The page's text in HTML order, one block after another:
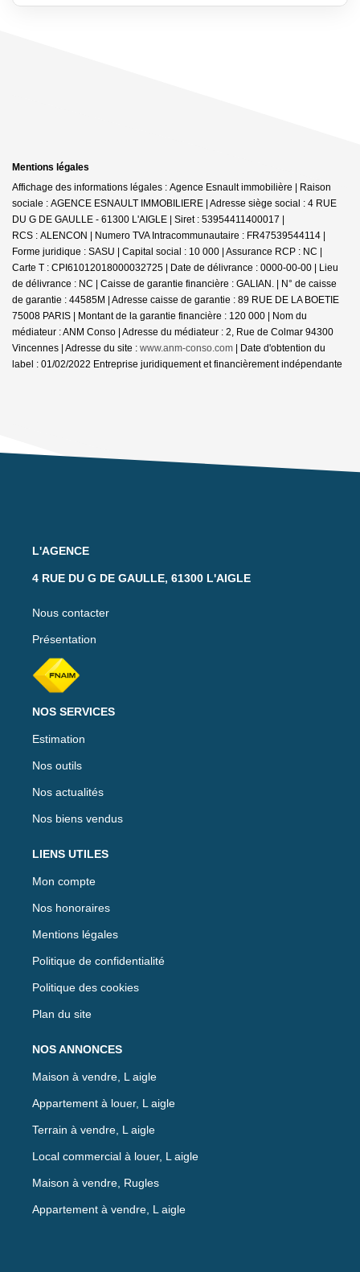
Mentions légales
Affichage des informations légales : Agence Esnault immobilière | Raison
sociale : AGENCE ESNAULT IMMOBILIERE | Adresse siège social : 4 RUE
DU G DE GAULLE - 61300 L'AIGLE | Siret : 53954411400017 |
RCS : ALENCON | Numero TVA Intracommunautaire : FR47539544114 |
Forme juridique : SASU | Capital social : 10 000 | Assurance RCP : NC |
Carte T : CPI61012018000032725 | Date de délivrance : 0000-00-00 | Lieu
de délivrance : NC | Caisse de garantie financière : GALIAN. | N° de caisse
de garantie : 44585M | Adresse caisse de garantie : 89 RUE DE LA BOETIE
75008 PARIS | Montant de la garantie financière : 120 000 | Nom du
médiateur : ANM Conso | Adresse du médiateur : 2, Rue de Colmar 94300
Vincennes | Adresse du site : www.anm-conso.com | Date d'obtention du
label : 01/02/2022 Entreprise juridiquement et financièrement indépendante
L'AGENCE
4 RUE DU G DE GAULLE, 61300 L'AIGLE
Nous contacter
Présentation
NOS SERVICES
Estimation
Nos outils
Nos actualités
Nos biens vendus
LIENS UTILES
Mon compte
Nos honoraires
Mentions légales
Politique de confidentialité
Politique des cookies
Plan du site
NOS ANNONCES
Maison à vendre, L aigle
Appartement à louer, L aigle
Terrain à vendre, L aigle
Local commercial à louer, L aigle
Maison à vendre, Rugles
Appartement à vendre, L aigle